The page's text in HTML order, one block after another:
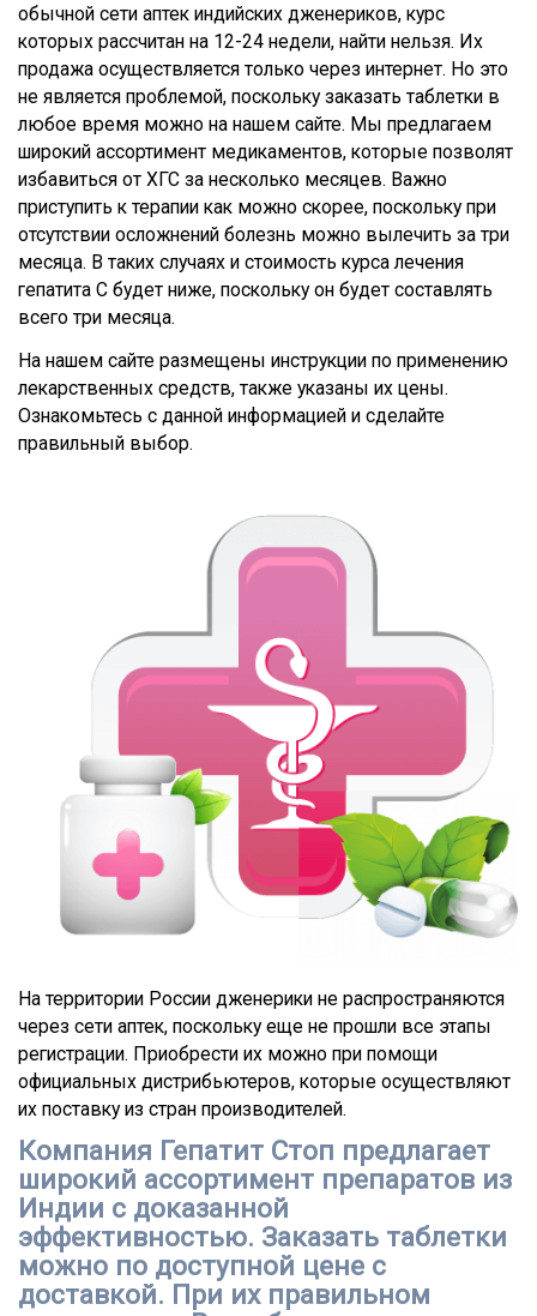
обычной сети аптек индийских дженериков, курс
которых рассчитан на 12-24 недели, найти нельзя. Их
продажа осуществляется только через интернет. Но это
не является проблемой, поскольку заказать таблетки в
любое время можно на нашем сайте. Мы предлагаем
широкий ассортимент медикаментов, которые позволят
избавиться от ХГС за несколько месяцев. Важно
приступить к терапии как можно скорее, поскольку при
отсутствии осложнений болезнь можно вылечить за три
месяца. В таких случаях и стоимость курса лечения
гепатита С будет ниже, поскольку он будет составлять
всего три месяца.
На нашем сайте размещены инструкции по применению
лекарственных средств, также указаны их цены.
Ознакомьтесь с данной информацией и сделайте
правильный выбор.
На территории России дженерики не распространяются
через сети аптек, поскольку еще не прошли все этапы
регистрации. Приобрести их можно при помощи
официальных дистрибьютеров, которые осуществляют
их поставку из стран производителей.
Компания Гепатит Стоп предлагает
широкий ассортимент препаратов из
Индии с доказанной
эффективностью. Заказать таблетки
можно по доступной цене с
доставкой. При их правильном